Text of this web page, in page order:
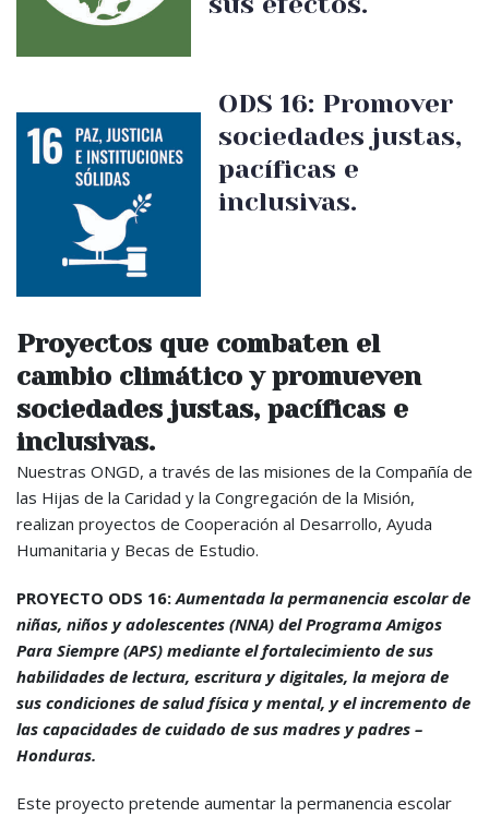
ODS 16: Promover
sociedades justas,
pacíficas e
inclusivas.
Proyectos que combaten el
cambio climático y promueven
sociedades justas, pacíficas e
inclusivas.
Nuestras ONGD, a través de las misiones de la Compañía de
las Hijas de la Caridad y la Congregación de la Misión,
realizan proyectos de Cooperación al Desarrollo, Ayuda
Humanitaria y Becas de Estudio.
PROYECTO ODS 16: Aumentada la permanencia escolar de
niñas, niños y adolescentes (NNA) del Programa Amigos
Para Siempre (APS) mediante el fortalecimiento de sus
habilidades de lectura, escritura y digitales, la mejora de
sus condiciones de salud física y mental, y el incremento de
las capacidades de cuidado de sus madres y padres –
Honduras.
Este proyecto pretende aumentar la permanencia escolar